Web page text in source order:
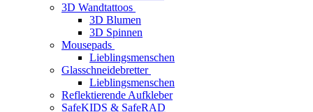
3D Wandtattoos
3D Blumen
3D Spinnen
Mousepads
Lieblingsmenschen
Glasschneidebretter
Lieblingsmenschen
Reflektierende Aufkleber
SafeKIDS & SafeRAD